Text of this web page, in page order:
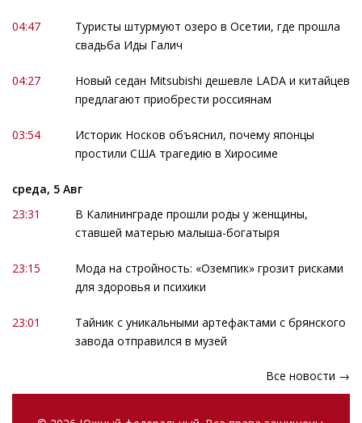
04:47
Туристы штурмуют озеро в Осетии, где прошла
свадьба Иды Галич
04:27
Новый седан Mitsubishi дешевле LADA и китайцев
предлагают приобрести россиянам
03:54
Историк Носков объяснил, почему японцы
простили США трагедию в Хиросиме
среда, 5 Авг
23:31
В Калининграде прошли роды у женщины,
ставшей матерью малыша-богатыря
23:15
Мода на стройность: «Оземпик» грозит рисками
для здоровья и психики
23:01
Тайник с уникальными артефактами с брянского
завода отправился в музей
Все новости →